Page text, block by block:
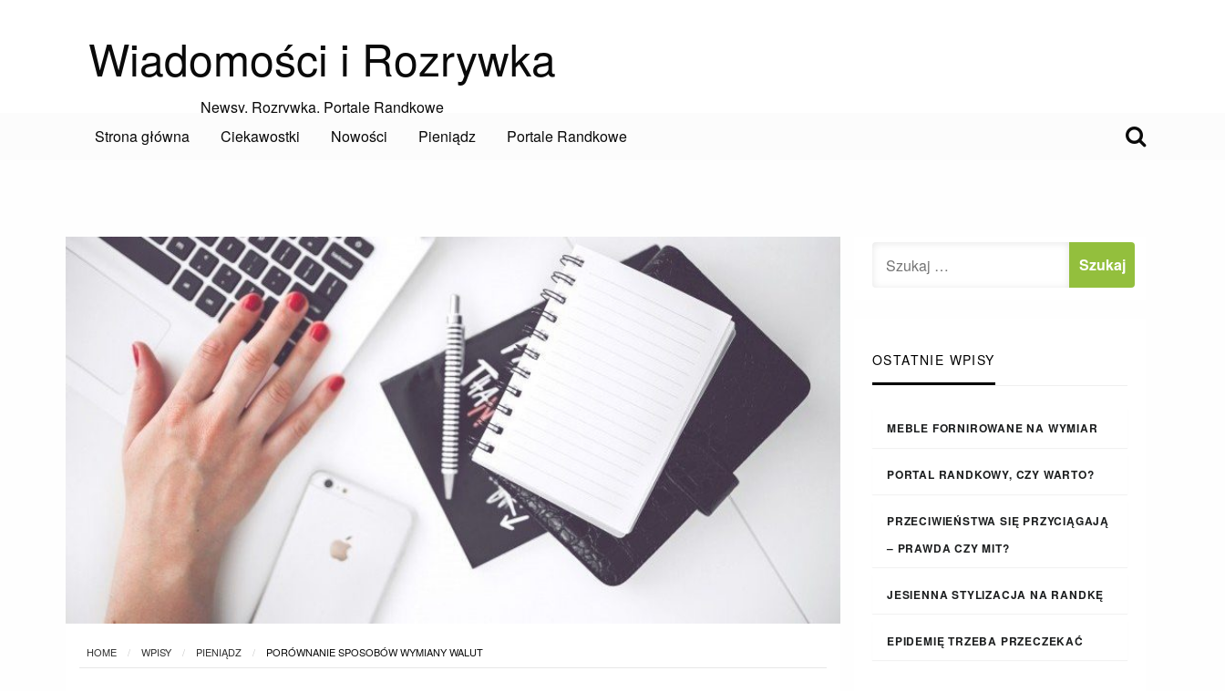
Wiadomości i Rozrywka
Newsy, Rozrywka, Portale Randkowe
Strona główna
Ciekawostki Nowości Pieniądz Portale Randkowe
OSTATNIE WPISY
MEBLE FORNIROWANE NA WYMIAR
PORTAL RANDKOWY, CZY WARTO?
PRZECIWIEŃSTWA SIĘ PRZYCIĄGAJĄ
– PRAWDA CZY MIT?
JESIENNA STYLIZACJA NA RANDKĘ
EPIDEMIĘ TRZEBA PRZECZEKAĆ
HOME WPISY PIENIĄDZ PORÓWNANIE SPOSOBÓW WYMIANY WALUT